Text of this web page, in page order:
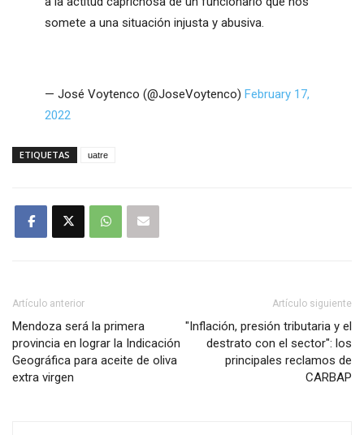
somete a una situación injusta y abusiva.
— José Voytenco (@JoseVoytenco) February 17,
2022
ETIQUETAS uatre
Artículo anterior
Mendoza será la primera
provincia en lograr la Indicación
Geográfica para aceite de oliva
extra virgen
Artículo siguiente
"Inflación, presión tributaria y el
destrato con el sector": los
principales reclamos de
CARBAP